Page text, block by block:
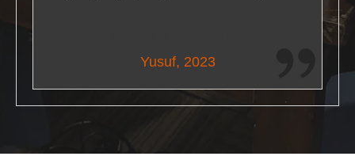
Yusuf, 2023